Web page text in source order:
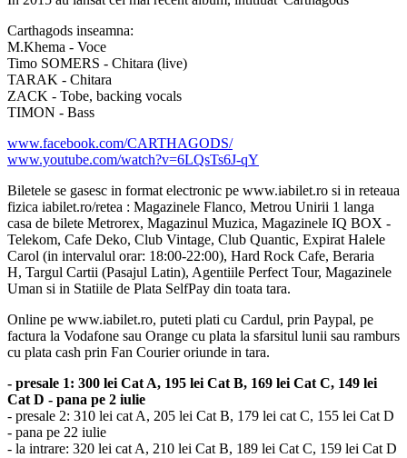
Carthagods inseamna:
M.Khema - Voce
Timo SOMERS - Chitara (live)
TARAK - Chitara
ZACK - Tobe, backing vocals
TIMON - Bass
www.facebook.com/CARTHAGODS/
www.youtube.com/watch?v=6LQsTs6J-qY
Biletele se gasesc in format electronic pe www.iabilet.ro si in reteaua
fizica iabilet.ro/retea : Magazinele Flanco, Metrou Unirii 1 langa
casa de bilete Metrorex, Magazinul Muzica, Magazinele IQ BOX -
Telekom, Cafe Deko, Club Vintage, Club Quantic, Expirat Halele
Carol (in intervalul orar: 18:00-22:00), Hard Rock Cafe, Beraria
H, Targul Cartii (Pasajul Latin), Agentiile Perfect Tour, Magazinele
Uman si in Statiile de Plata SelfPay din toata tara.
Online pe www.iabilet.ro, puteti plati cu Cardul, prin Paypal, pe
factura la Vodafone sau Orange cu plata la sfarsitul lunii sau ramburs
cu plata cash prin Fan Courier oriunde in tara.
- presale 1: 300 lei Cat A, 195 lei Cat B, 169 lei Cat C, 149 lei
Cat D - pana pe 2 iulie
- presale 2: 310 lei cat A, 205 lei Cat B, 179 lei cat C, 155 lei Cat D
- pana pe 22 iulie
- la intrare: 320 lei cat A, 210 lei Cat B, 189 lei Cat C, 159 lei Cat D